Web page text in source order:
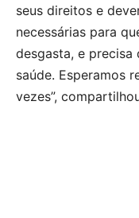
seus direitos e
necessárias para
desgasta, e precisa
saúde. Esperamos
vezes”,